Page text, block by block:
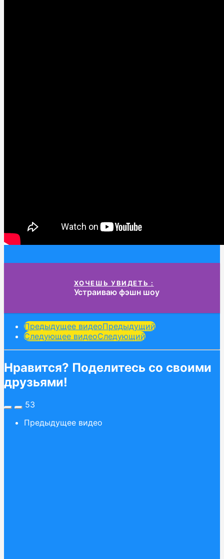
ХОЧЕШЬ УВИДЕТЬ :
Устраиваю фэшн шоу
Post
Pagination
Предыдущее видеоПредыдущий
Следующее видеоСледующий
Нравится? Поделитесь со своими
друзьями!
53
Предыдущее видео